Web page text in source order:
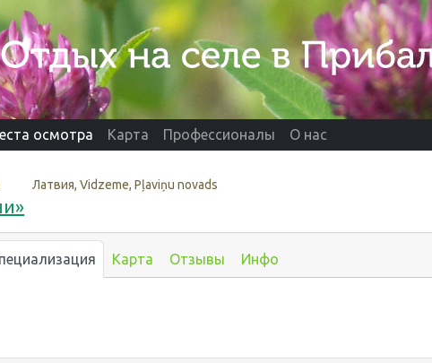
осмотра Карта Профессионалы О нас
Латвия, Vidzeme, Pļaviņu novads
Карта Отзывы Инфо